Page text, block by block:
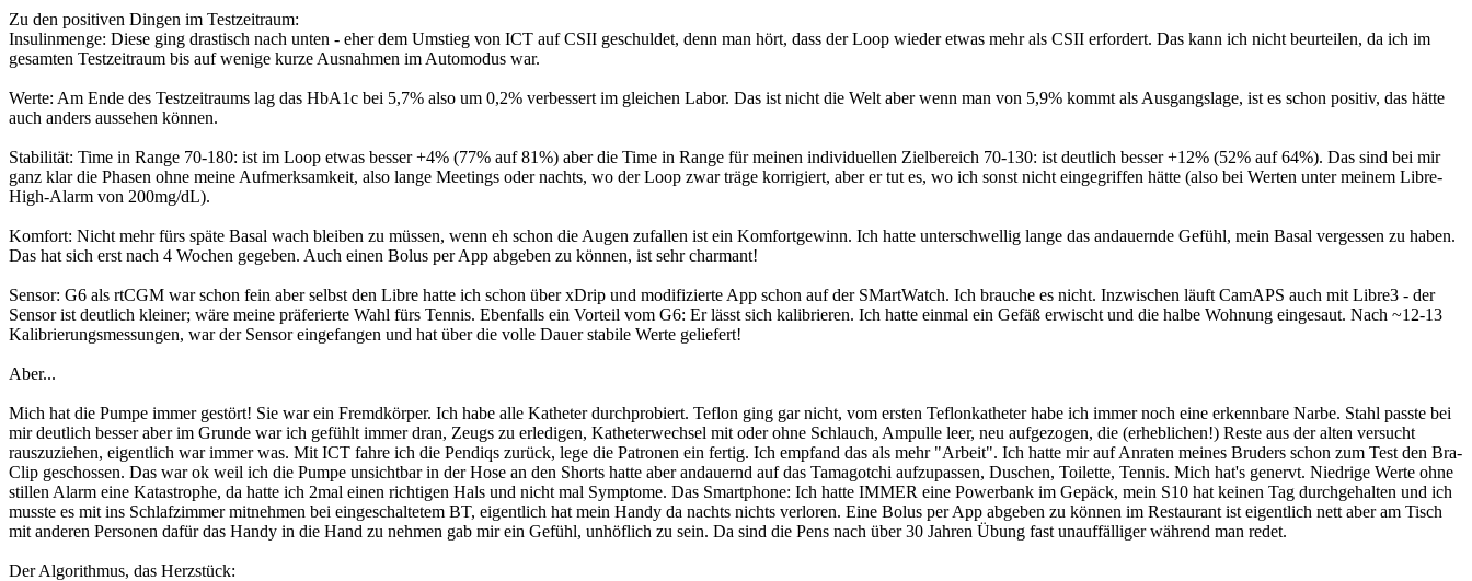
Zu den positiven Dingen im Testzeitraum:
Insulinmenge: Diese ging drastisch nach unten - eher dem Umstieg von ICT auf CSII geschuldet, denn man hört, dass der Loop wieder etwas mehr als CSII erfordert. Das kann ich nicht beurteilen, da ich im
gesamten Testzeitraum bis auf wenige kurze Ausnahmen im Automodus war.
Werte: Am Ende des Testzeitraums lag das HbA1c bei 5,7% also um 0,2% verbessert im gleichen Labor. Das ist nicht die Welt aber wenn man von 5,9% kommt als Ausgangslage, ist es schon positiv, das hätte
auch anders aussehen können.
Stabilität: Time in Range 70-180: ist im Loop etwas besser +4% (77% auf 81%) aber die Time in Range für meinen individuellen Zielbereich 70-130: ist deutlich besser +12% (52% auf 64%). Das sind bei mir
ganz klar die Phasen ohne meine Aufmerksamkeit, also lange Meetings oder nachts, wo der Loop zwar träge korrigiert, aber er tut es, wo ich sonst nicht eingegriffen hätte (also bei Werten unter meinem Libre-
High-Alarm von 200mg/dL).
Komfort: Nicht mehr fürs späte Basal wach bleiben zu müssen, wenn eh schon die Augen zufallen ist ein Komfortgewinn. Ich hatte unterschwellig lange das andauernde Gefühl, mein Basal vergessen zu haben.
Das hat sich erst nach 4 Wochen gegeben. Auch einen Bolus per App abgeben zu können, ist sehr charmant!
Sensor: G6 als rtCGM war schon fein aber selbst den Libre hatte ich schon über xDrip und modifizierte App schon auf der SMartWatch. Ich brauche es nicht. Inzwischen läuft CamAPS auch mit Libre3 - der
Sensor ist deutlich kleiner; wäre meine präferierte Wahl fürs Tennis. Ebenfalls ein Vorteil vom G6: Er lässt sich kalibrieren. Ich hatte einmal ein Gefäß erwischt und die halbe Wohnung eingesaut. Nach ~12-13
Kalibrierungsmessungen, war der Sensor eingefangen und hat über die volle Dauer stabile Werte geliefert!
Aber...
Mich hat die Pumpe immer gestört! Sie war ein Fremdkörper. Ich habe alle Katheter durchprobiert. Teflon ging gar nicht, vom ersten Teflonkatheter habe ich immer noch eine erkennbare Narbe. Stahl passte bei
mir deutlich besser aber im Grunde war ich gefühlt immer dran, Zeugs zu erledigen, Katheterwechsel mit oder ohne Schlauch, Ampulle leer, neu aufgezogen, die (erheblichen!) Reste aus der alten versucht
rauszuziehen, eigentlich war immer was. Mit ICT fahre ich die Pendiqs zurück, lege die Patronen ein fertig. Ich empfand das als mehr "Arbeit". Ich hatte mir auf Anraten meines Bruders schon zum Test den Bra-
Clip geschossen. Das war ok weil ich die Pumpe unsichtbar in der Hose an den Shorts hatte aber andauernd auf das Tamagotchi aufzupassen, Duschen, Toilette, Tennis. Mich hat's genervt. Niedrige Werte ohne
stillen Alarm eine Katastrophe, da hatte ich 2mal einen richtigen Hals und nicht mal Symptome. Das Smartphone: Ich hatte IMMER eine Powerbank im Gepäck, mein S10 hat keinen Tag durchgehalten und ich
musste es mit ins Schlafzimmer mitnehmen bei eingeschaltetem BT, eigentlich hat mein Handy da nachts nichts verloren. Eine Bolus per App abgeben zu können im Restaurant ist eigentlich nett aber am Tisch
mit anderen Personen dafür das Handy in die Hand zu nehmen gab mir ein Gefühl, unhöflich zu sein. Da sind die Pens nach über 30 Jahren Übung fast unauffälliger während man redet.
Der Algorithmus, das Herzstück: